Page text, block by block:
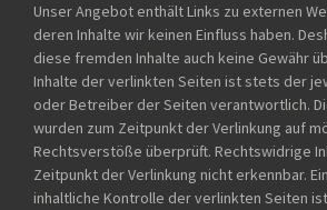
Unser Angebot enthält Links zu externen
deren Inhalte wir keinen Einfluss haben.
diese fremden Inhalte auch keine Gewähr
Inhalte der verlinkten Seiten ist stets der
oder Betreiber der Seiten verantwortlich.
wurden zum Zeitpunkt der Verlinkung auf
Rechtsverstöße überprüft. Rechtswidrige
Zeitpunkt der Verlinkung nicht erkennbar.
inhaltliche Kontrolle der verlinkten Seiten